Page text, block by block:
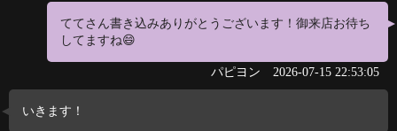
ててさん書き込みありがとうございます！御来店お待ち
してますね😄
パピヨン 2026-07-15 22:53:05
いきます！